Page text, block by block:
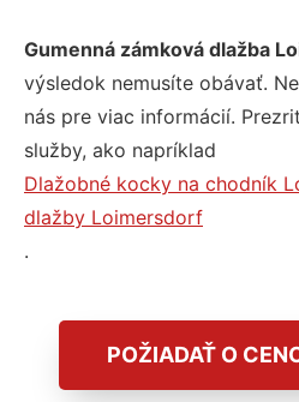
Gumenná zámková dlažba
výsledok nemusíte obávať.
nás pre viac informácií.
služby, ako napríklad
Dlažobné kocky na chodník
dlažby Loimersdorf
.
POŽIADAŤ O